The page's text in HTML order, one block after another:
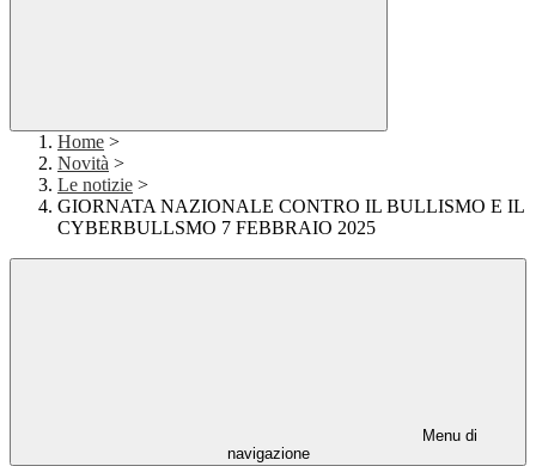
Home >
Novità >
Le notizie >
GIORNATA NAZIONALE CONTRO IL BULLISMO E IL
CYBERBULLSMO 7 FEBBRAIO 2025
Menu di
navigazione